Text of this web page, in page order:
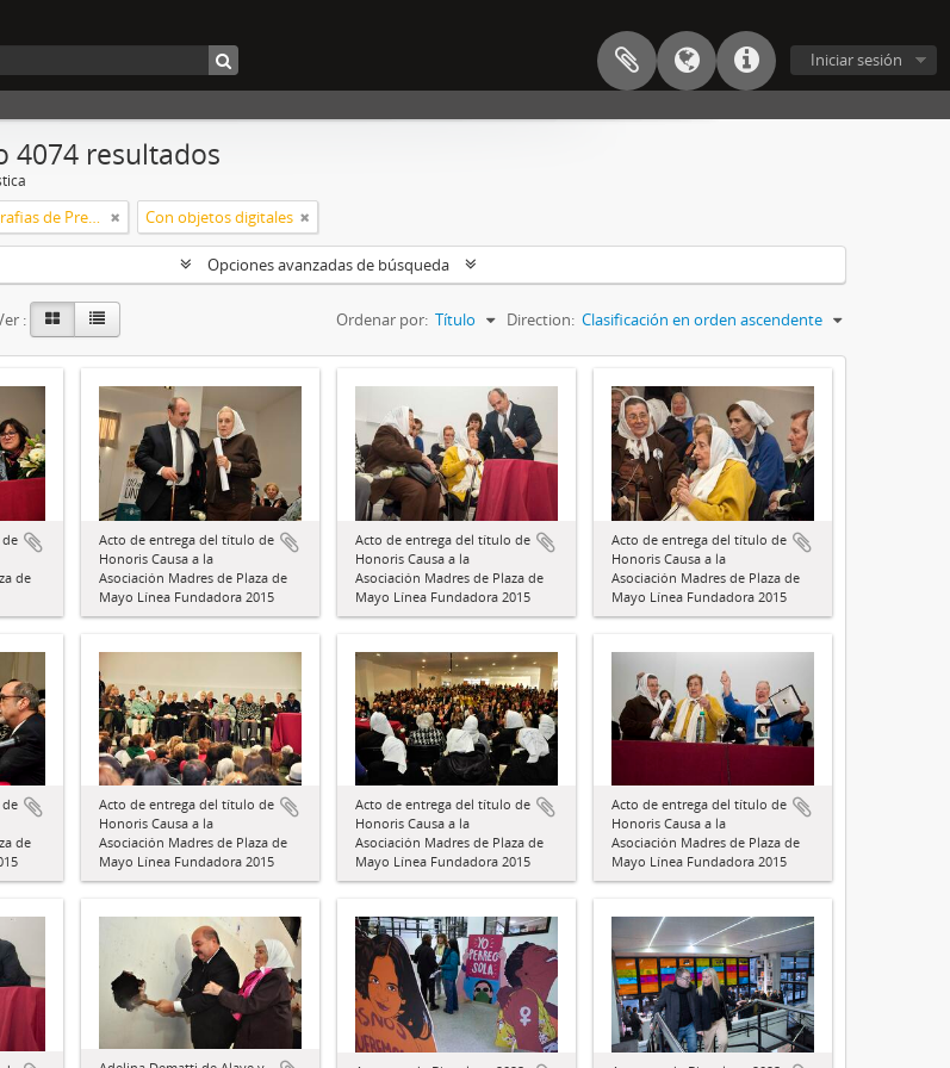
Iniciar sesión
4074 resultados
Subsección Área de Fotografias de Prensa Con objetos digitales
Opciones avanzadas de búsqueda
: Ordenar por: Título Direction: Clasificación en orden ascendente
de
Acto de entrega del título de
Honoris Causa a la
Asociación Madres de Plaza de
Mayo Línea Fundadora 2015
Acto de entrega del título de
Honoris Causa a la
Asociación Madres de Plaza de
Mayo Línea Fundadora 2015
Acto de entrega del título de
Honoris Causa a la
Asociación Madres de Plaza de
Mayo Línea Fundadora 2015
de
Acto de entrega del título de
Honoris Causa a la
Asociación Madres de Plaza de
Mayo Línea Fundadora 2015
Acto de entrega del título de
Honoris Causa a la
Asociación Madres de Plaza de
Mayo Línea Fundadora 2015
Acto de entrega del título de
Honoris Causa a la
Asociación Madres de Plaza de
Mayo Línea Fundadora 2015